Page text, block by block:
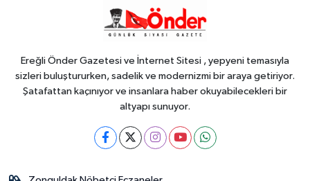
18:35
başladı
Ereğli Önder Gazetesi ve İnternet Sitesi , yepyeni temasıyla
sizleri buluştururken, sadelik ve modernizmi bir araya getiriyor.
Şatafattan kaçınıyor ve insanlara haber okuyabilecekleri bir
altyapı sunuyor.